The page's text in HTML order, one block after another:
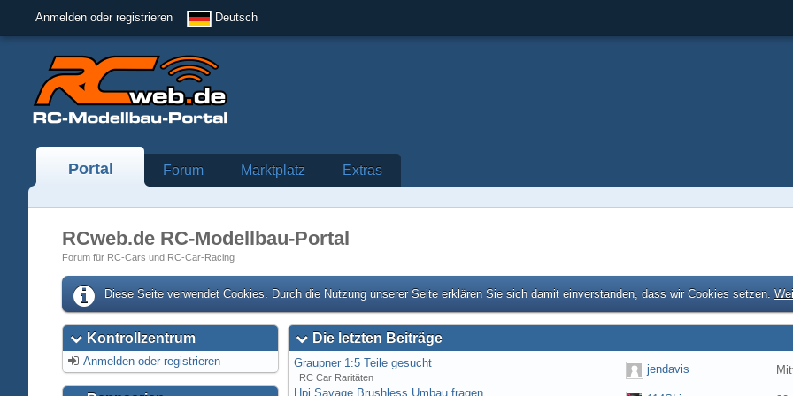
Anmelden oder registrieren Deutsch
Portal Forum Marktplatz Extras
RCweb.de RC-Modellbau-Portal
Forum für RC-Cars und RC-Car-Racing
Diese Seite verwendet Cookies. Durch die Nutzung unserer Seite erklären Sie sich damit einverstanden, dass wir Cookies setzen.
Kontrollzentrum
Anmelden oder registrieren
Die letzten Beiträge
Graupner 1:5 Teile gesucht
RC Car Raritäten
jendavis
Hpi Savage Brushless Umbau fragen